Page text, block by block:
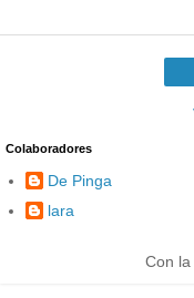
Colaboradores
De Pinga
lara
Con